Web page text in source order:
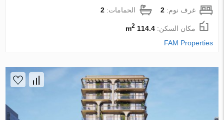
غرف نوم:2 الحمامات:2
مكان السكن:114.4 m
2
FAM Properties